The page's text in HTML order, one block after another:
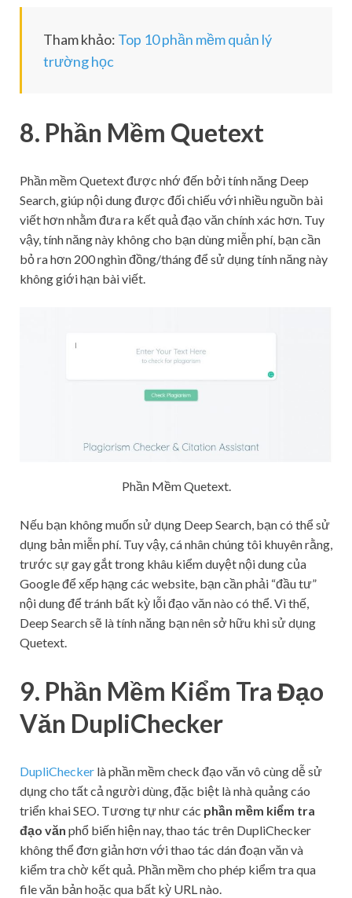
Tham khảo: Top 10 phần mềm quản lý
trường học
8. Phần Mềm Quetext
Phần mềm Quetext được nhớ đến bởi tính năng Deep
Search, giúp nội dung được đối chiếu với nhiều nguồn bài
viết hơn nhằm đưa ra kết quả đạo văn chính xác hơn. Tuy
vậy, tính năng này không cho bạn dùng miễn phí, bạn cần
bỏ ra hơn 200 nghìn đồng/tháng để sử dụng tính năng này
không giới hạn bài viết.
Phần Mềm Quetext.
Nếu bạn không muốn sử dụng Deep Search, bạn có thể sử
dụng bản miễn phí. Tuy vậy, cá nhân chúng tôi khuyên rằng,
trước sự gay gắt trong khâu kiểm duyệt nội dung của
Google để xếp hạng các website, bạn cần phải “đầu tư”
nội dung để tránh bất kỳ lỗi đạo văn nào có thể. Vì thế,
Deep Search sẽ là tính năng bạn nên sở hữu khi sử dụng
Quetext.
9. Phần Mềm Kiểm Tra Đạo
Văn DupliChecker
DupliChecker là phần mềm check đạo văn vô cùng dễ sử
dụng cho tất cả người dùng, đặc biệt là nhà quảng cáo
triển khai SEO. Tương tự như các phần mềm kiểm tra
đạo văn phổ biến hiện nay, thao tác trên DupliChecker
không thể đơn giản hơn với thao tác dán đoạn văn và
kiểm tra chờ kết quả. Phần mềm cho phép kiểm tra qua
file văn bản hoặc qua bất kỳ URL nào.